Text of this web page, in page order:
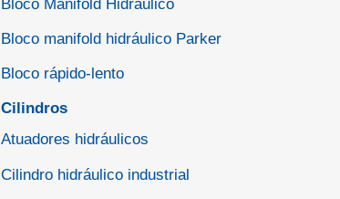
Bloco Manifold Hidráulico
Bloco manifold hidráulico Parker
Bloco rápido-lento
Cilindros
Atuadores hidráulicos
Cilindro hidráulico industrial